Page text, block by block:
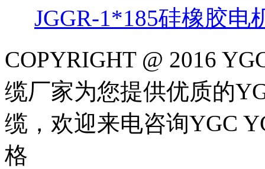
JGGR-1*185硅橡胶电
COPYRIGHT @ 2016
缆厂家为您提供优质的
缆，欢迎来电咨询YGC
格